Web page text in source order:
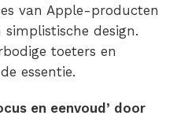
van Apple-producten
design.
toeters en
essentie.
en eenvoud’ door